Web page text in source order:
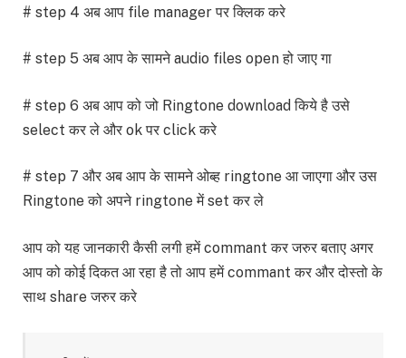
# step 4 अब आप file manager पर क्लिक करे
# step 5 अब आप के सामने audio files open हो जाए गा
# step 6 अब आप को जो Ringtone download किये है उसे
select कर ले और ok पर click करे
# step 7 और अब आप के सामने ओब्ह ringtone आ जाएगा और उस
Ringtone को अपने ringtone में set कर ले
आप को यह जानकारी कैसी लगी हमें commant कर जरुर बताए अगर
आप को कोई दिकत आ रहा है तो आप हमें commant कर और दोस्तो के
साथ share जरुर करे